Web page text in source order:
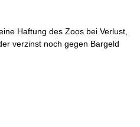
Haftung des Zoos bei Verlust,
verzinst noch gegen Bargeld